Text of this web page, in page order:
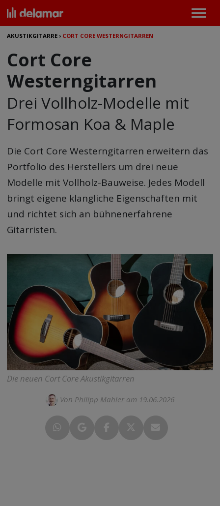
AKUSTIKGITARRE › CORT CORE WESTERNGITARREN
Cort Core
Westerngitarren
Drei Vollholz-Modelle mit
Formosan Koa & Maple
Die Cort Core Westerngitarren erweitern das
Portfolio des Herstellers um drei neue
Modelle mit Vollholz-Bauweise. Jedes Modell
bringt eigene klangliche Eigenschaften mit
und richtet sich an bühnenerfahrene
Gitarristen.
Die neuen Cort Core Akustikgitarren
Von Philipp Mahler am 19.06.2026